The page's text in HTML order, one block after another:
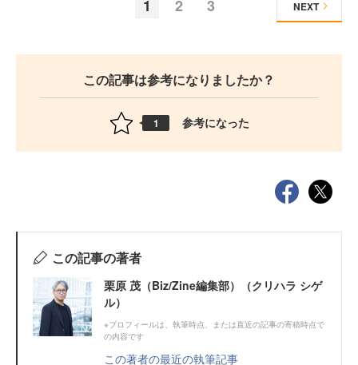
1 2 3 NEXT
この記事は参考になりましたか？
1 参考になった
この記事の著者
栗原 茂（Biz/Zine編集部）（クリハラ シゲ
ル）
※プロフィールは、執筆時点、または直近の記事の寄稿時点で
の内容です
この著者の最近の執筆記事